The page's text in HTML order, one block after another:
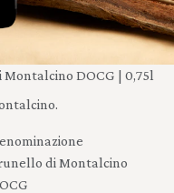
Montalcino DOCG | 0,75l
di Montalcino